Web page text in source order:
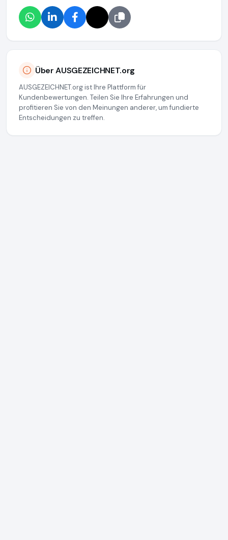
Über AUSGEZEICHNET.org
AUSGEZEICHNET.org ist Ihre Plattform für
Kundenbewertungen. Teilen Sie Ihre Erfahrungen und
profitieren Sie von den Meinungen anderer, um fundierte
Entscheidungen zu treffen.